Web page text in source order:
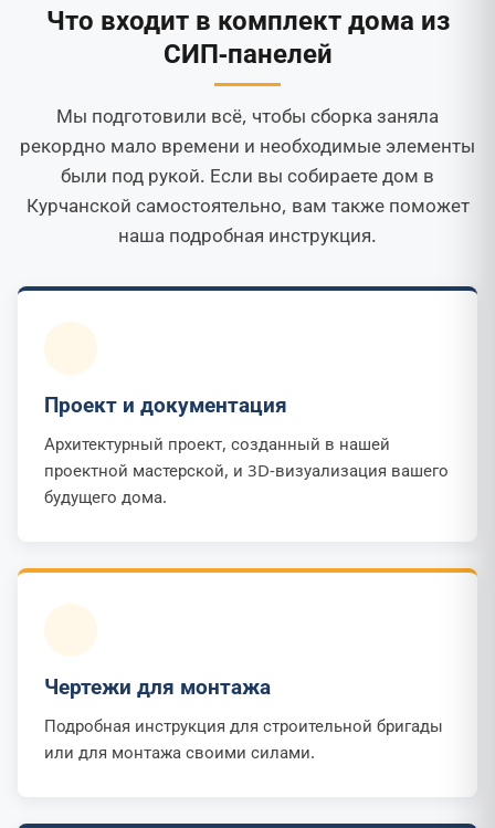
Что входит в комплект дома из
СИП-панелей
Мы подготовили всё, чтобы сборка заняла
рекордно мало времени и необходимые элементы
были под рукой. Если вы собираете дом в
Курчанской самостоятельно, вам также поможет
наша подробная инструкция.
Проект и документация
Архитектурный проект, созданный в нашей
проектной мастерской, и 3D-визуализация вашего
будущего дома.
Чертежи для монтажа
Подробная инструкция для строительной бригады
или для монтажа своими силами.